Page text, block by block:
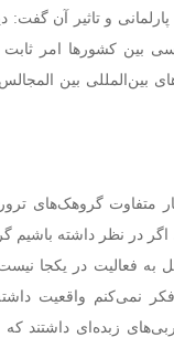
و تاثیر آن گفت:
بین کشورها امر
بین
متفاوت گروهک‌های
در نظر داشته باشیم
به فعالیت در یکجا
نمی‌کنم واقعیت
زبده‌ای داشتند که